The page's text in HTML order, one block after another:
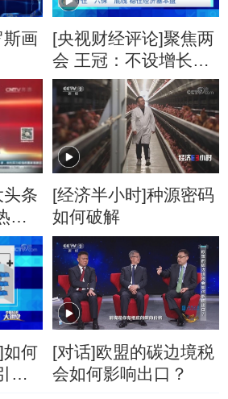
斯画
[央视财经评论]聚焦两
会 王冠：不设增长目
标 意味着更多奋斗目
标
条
点
[经济半小时]种源密码
如何破解
如何
发
[对话]欧盟的碳边境税
会如何影响出口？